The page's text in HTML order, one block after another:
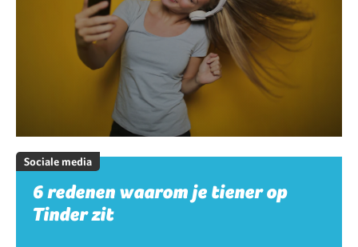
Sociale media
6 redenen waarom je tiener op
Tinder zit